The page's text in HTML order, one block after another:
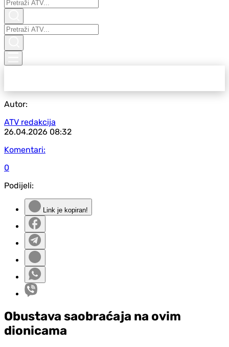
Autor:
ATV redakcija
26.04.2026 08:32
Komentari:
0
Podijeli:
Link je kopiran!
Obustava saobraćaja na ovim
dionicama